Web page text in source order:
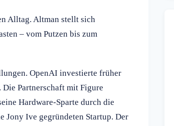
Alltag. Altman stellt sich
– vom Putzen bis zum
OpenAI investierte früher
. Die Partnerschaft mit Figure
Hardware-Sparte durch die
Jony Ive gegründeten Startup. Der